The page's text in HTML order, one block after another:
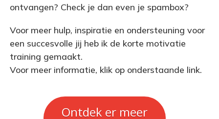
ontvangen? Check je dan even je spambox?
Voor meer hulp, inspiratie en ondersteuning voor
een succesvolle jij heb ik de korte motivatie
training gemaakt.
Voor meer informatie, klik op onderstaande link.
Ontdek er meer